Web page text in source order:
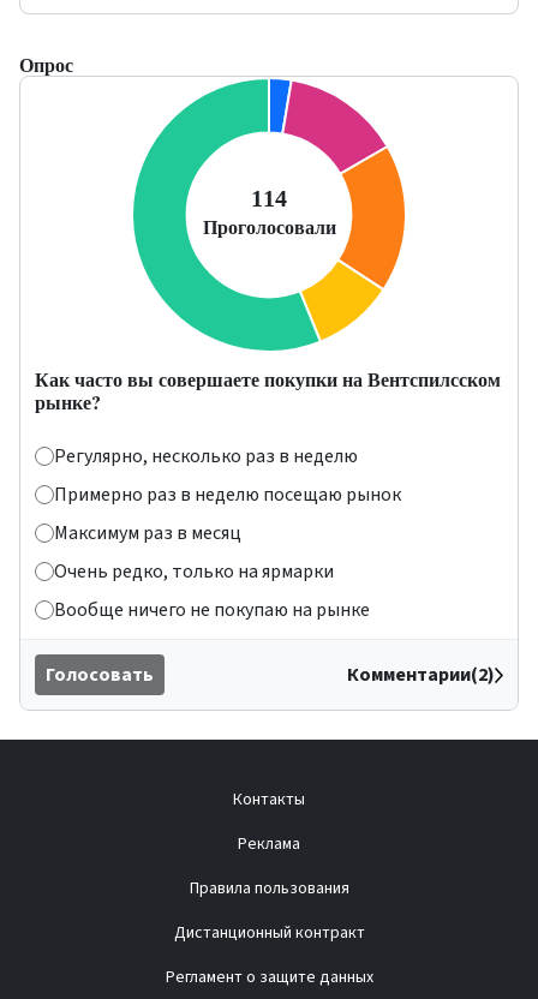
Опрос
Как часто вы совершаете покупки на Вентспилсском
рынке?
Регулярно, несколько раз в неделю
Примерно раз в неделю посещаю рынок
Максимум раз в месяц
Очень редко, только на ярмарки
Вообще ничего не покупаю на рынке
Голосовать Комментарии(2)
Контакты
Реклама
Правила пользования
Дистанционный контракт
Регламент о защите данных